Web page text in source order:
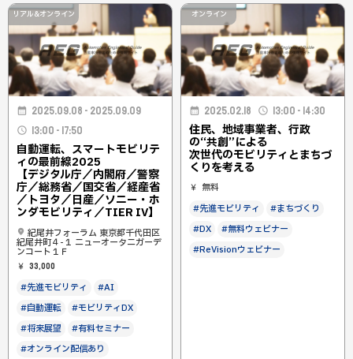
リアル&オンライン
2025.09.08 - 2025.09.09
13:00 - 17:50
自動運転、スマートモビリテ
ィの最前線2025
【デジタル庁／内閣府／警察
庁／総務省／国交省／経産省
／トヨタ／日産／ソニー・ホ
ンダモビリティ／TIER IV】
紀尾井フォーラム 東京都千代田区
紀尾井町４-１ ニューオータニガーデ
ンコート１Ｆ
33,000
#先進モビリティ
#AI
#自動運転
#モビリティDX
#将来展望
#有料セミナー
#オンライン配信あり
オンライン
2025.02.18 13:00 - 14:30
住民、地域事業者、行政
の“共創”による
次世代のモビリティとまちづ
くりを考える
無料
#先進モビリティ
#まちづくり
#DX
#無料ウェビナー
#ReVisionウェビナー